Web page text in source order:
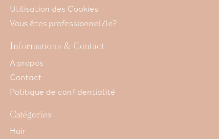
Utilisation des Cookies
Vous êtes professionnel/le?
Informations & Contact
A propos
Contact
Politique de confidentialité
Catégories
Hair